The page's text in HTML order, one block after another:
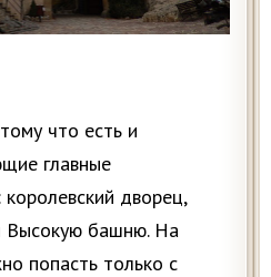
что есть и
главные
дворец,
Высокую башню. На
попасть только с